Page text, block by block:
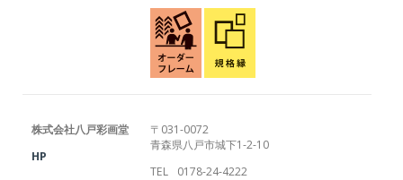
株式会社八戸彩画堂
HP
〒031-0072
青森県八戸市城下1-2-10
TEL
0178-24-4222